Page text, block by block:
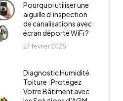
Pourquoi utiliser une
aiguille d’inspection
de canalisations avec
écran déporté WiFi ?
27 février 2025
Diagnostic Humidité
Toiture : Protégez
Votre Bâtiment avec